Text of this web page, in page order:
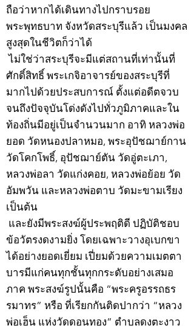
ถือว่าหากได้เดินทางไปกราบรอย
พระพุทธบาท จังหวัดสระบุรีแล้ว เป็นมงคล
สูงสุดในชีวิตก็ว่าได้
ไม่ใช่ว่าสระบุรีจะมีแต่สถานที่เท่านั้นที่
ศักดิ์สิทธิ์ พระเกจิอาจารย์ของสระบุรีที่
มากไปด้วยประสบการณ์ ตั้งแต่อดีตจวบ
จนถึงปัจจุบันโด่งดังไปทั่วภูมิภาคและใน
ท้องถิ่นมีอยู่เป็นจำนวนมาก อาทิ หลวงพ่อ
ยอด วัดหนองปลาหมอ, พระอุปัชฌาย์กาน
วัดโคกโพธิ์, อุปัชฌาย์ตัน วัดอู่ตะเภา,
หลวงพ่อลา วัดแก่งคอย, หลวงพ่อย้อย วัด
อัมพวัน และหลวงพ่อตาบ วัดมะขามเรียง
เป็นต้น
และยังมีพระสงฆ์ผู้ประพฤติดี ปฏิบัติชอบ
ข้อวัตรงดงามยิ่ง โดยเฉพาะวางอุเบกขา
ได้อย่างยอดเยี่ยม เปี่ยมด้วยความเมตตา
บารมีแก่คนทุกชั้นทุกกระดับอย่างเสมอ
ภาค พระสงฆ์รูปนั้นคือ “พระครูอรรถธร
รมาทร” หรือ ที่เรียกกันติดปากว่า “หลวง
พ่อเฮ็น แห่งวัดดอนทอง” ตำบลดงตะงาว